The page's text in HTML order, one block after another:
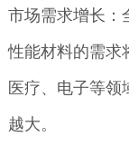
市场需求增长：
性能材料的需求
医疗、电子等领
越大。